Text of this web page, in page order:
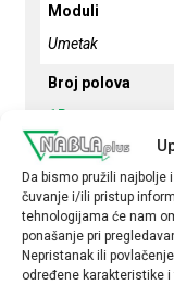
Da bismo pružili
čuvanje i/ili pristup
tehnologijama će nam
ponašanje pri
Nepristanak ili
određene karakteristike i
Moduli
Umetak
Broj polova
1P
Prekidna moć -
20/40
Tip
2